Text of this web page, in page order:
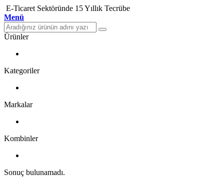
E-Ticaret Sektöründe 15 Yıllık Tecrübe
Menü
Ürünler
Kategoriler
Markalar
Kombinler
Sonuç bulunamadı.